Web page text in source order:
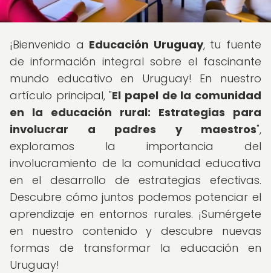
¡Bienvenido a Educación Uruguay, tu fuente
de información integral sobre el fascinante
mundo educativo en Uruguay! En nuestro
artículo principal, "El papel de la comunidad
en la educación rural: Estrategias para
involucrar a padres y maestros",
exploramos la importancia del
involucramiento de la comunidad educativa
en el desarrollo de estrategias efectivas.
Descubre cómo juntos podemos potenciar el
aprendizaje en entornos rurales. ¡Sumérgete
en nuestro contenido y descubre nuevas
formas de transformar la educación en
Uruguay!